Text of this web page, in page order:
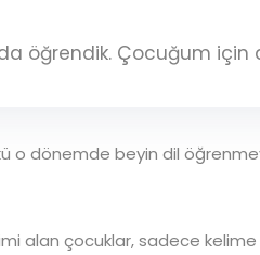
öğrendik. Çocuğum için
o dönemde beyin dil
alan çocuklar, sadece